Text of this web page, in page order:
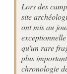
Lors des
site
ont mis au
qu'un rare
plus
chronologie